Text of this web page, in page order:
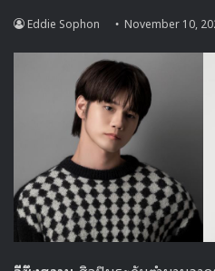
นำกลับมาเผยแพร่ใหม่ด้ว
• โปรเจคต์นี้คือไทม์แมชชี
สำหรับ ‘Remastering
วันพฤหัสบดี ซึ่งสัปดาห์นี้จะเป็นคิ
True เพลงฮิตในตำนานของวง
YouTube:SMTOWNและนอกจ
เพลงนี้กลับมาถ่ายทอดใหม่และป
เป็นคอนเทนต์จาก YouTube